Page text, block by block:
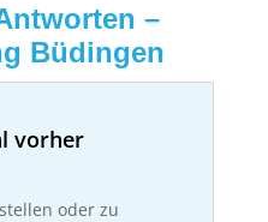
–
Büdingen
vorher
oder zu